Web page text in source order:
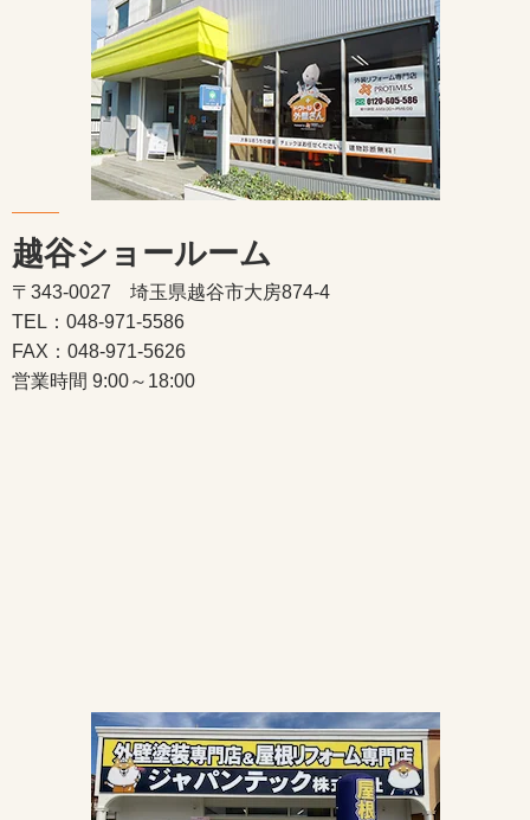
越谷ショールーム
〒343-0027 埼玉県越谷市大房874-4
TEL：048-971-5586
FAX：048-971-5626
営業時間 9:00～18:00